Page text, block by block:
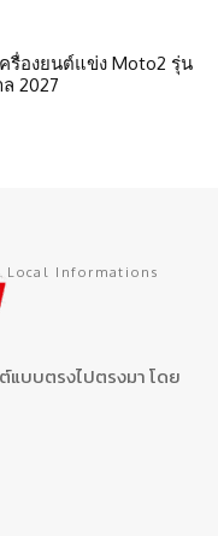
รื่องยนต์แข่ง Moto2 รุ่น
2027
Local Informations
ต์แบบตรงไปตรงมา โดย